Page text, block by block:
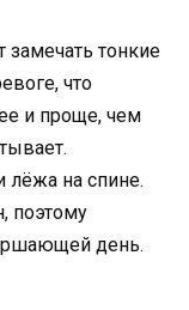
замечать тонкие
что
и проще, чем
лёжа на спине.
поэтому
день.